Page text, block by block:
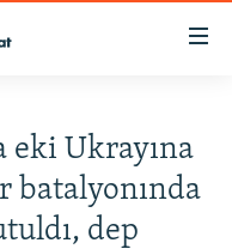
eki Ukrayına
batalyonında
dep